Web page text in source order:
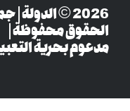
‎© 2026 الدولة | جميع
محفوظة |
بحرية التعبير